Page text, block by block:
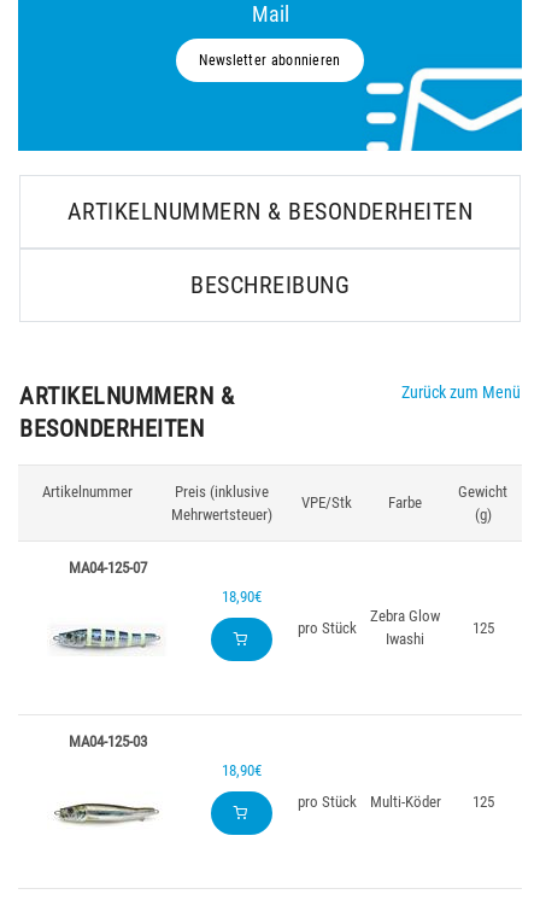
Mail
Newsletter abonnieren
ARTIKELNUMMERN & BESONDERHEITEN
BESCHREIBUNG
ARTIKELNUMMERN &
BESONDERHEITEN
Zurück zum Menü
Artikelnummer
Preis (inklusive
Mehrwertsteuer)
VPE/Stk Farbe
Gewicht
(g)
MA04-125-07
18,90€
pro Stück
Zebra Glow
Iwashi
125
MA04-125-03
18,90€
pro Stück
Multi-Köder 125